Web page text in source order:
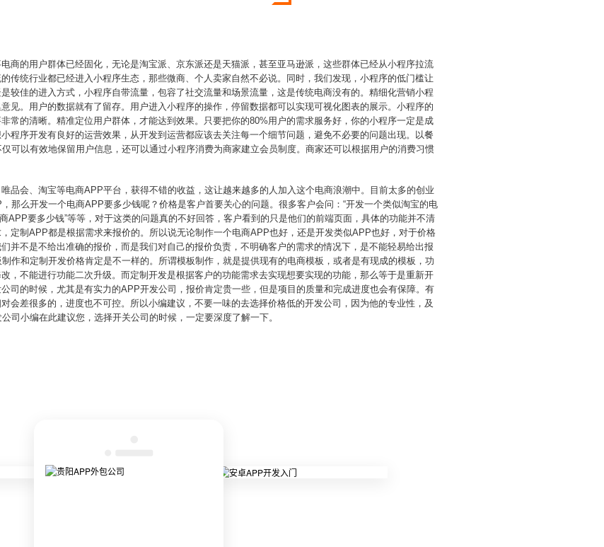
商的用户群体已经固化，无论是淘宝派、京东派还是天猫派，甚至亚马逊派，这些群体已经从小程序拉流
传统行业都已经进入小程序生态，那些微商、个人卖家自然不必说。同时，我们发现，小程序的低门槛让
较佳的进入方式，小程序自带流量，包容了社交流量和场景流量，这是传统电商没有的。精细化营销小程
见。用户的数据就有了留存。用户进入小程序的操作，停留数据都可以实现可视化图表的展示。小程序的
常的清晰。精准定位用户群体，才能达到效果。只要把你的80%用户的需求服务好，你的小程序一定是成
程序开发有良好的运营效果，从开发到运营都应该去关注每一个细节问题，避免不必要的问题出现。以餐
可以有效地保留用户信息，还可以通过小程序消费为商家建立会员制度。商家还可以根据用户的消费习惯
品会、淘宝等电商APP平台，获得不错的收益，这让越来越多的人加入这个电商浪潮中。目前太多的创业
那么开发一个电商APP要多少钱呢？价格是客户首要关心的问题。很多客户会问：“开发一个类似淘宝的电
APP要多少钱”等等，对于这类的问题真的不好回答，客户看到的只是他们的前端页面，具体的功能并不清
定制APP都是根据需求来报价的。所以说无论制作一个电商APP也好，还是开发类似APP也好，对于价格
并不是不给出准确的报价，而是我们对自己的报价负责，不明确客户的需求的情况下，是不能轻易给出报
作和定制开发价格肯定是不一样的。所谓模板制作，就是提供现有的电商模板，或者是有现成的模板，功
，不能进行功能二次升级。而定制开发是根据客户的功能需求去实现想要实现的功能，那么等于是重新开
司的时候，尤其是有实力的APP开发公司，报价肯定贵一些，但是项目的质量和完成进度也会有保障。有
会差很多的，进度也不可控。所以小编建议，不要一味的去选择价格低的开发公司，因为他的专业性，及
司小编在此建议您，选择开关公司的时候，一定要深度了解一下。